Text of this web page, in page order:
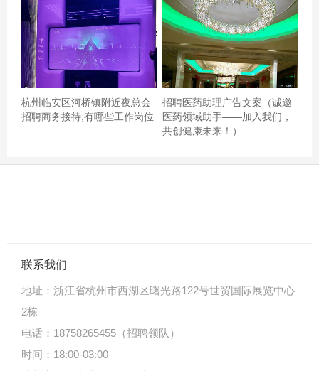
杭州临安区河桥镇附近夜总会
招聘商务接待,有哪些工作岗位
招聘医药助理广告文案（诚邀
医药领域助手——加入我们，
共创健康未来！）
联系我们
地址： 浙江省杭州市西湖区曙光路122号世贸国际展览中心
2栋
电话：18758265455（招聘领队）
时间：18:00-03:00